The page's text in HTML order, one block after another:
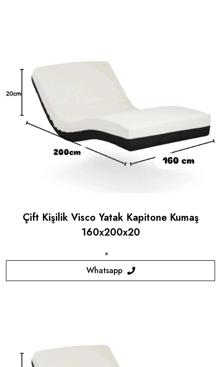
Çift Kişilik Visco Yatak Kapitone Kumaş
160x200x20
Whatsapp